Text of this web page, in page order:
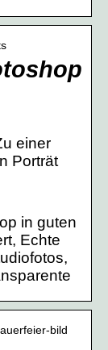
einer
Porträt
in guten
Echte
bild